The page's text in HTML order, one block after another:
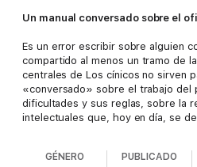
Un manual conversado sobre el
Es un error escribir sobre alguien
compartido al menos un tramo de
centrales de Los cínicos no sirven
«conversado» sobre el trabajo del
dificultades y sus reglas, sobre la
intelectuales que, hoy en día, se
periodista? ¿Qué relación existe
GÉNERO PUBLICADO